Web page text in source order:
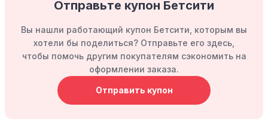
Отправьте купон Бетсити
Вы нашли работающий купон Бетсити, которым вы
хотели бы поделиться? Отправьте его здесь,
чтобы помочь другим покупателям сэкономить на
оформлении заказа.
Отправить купон